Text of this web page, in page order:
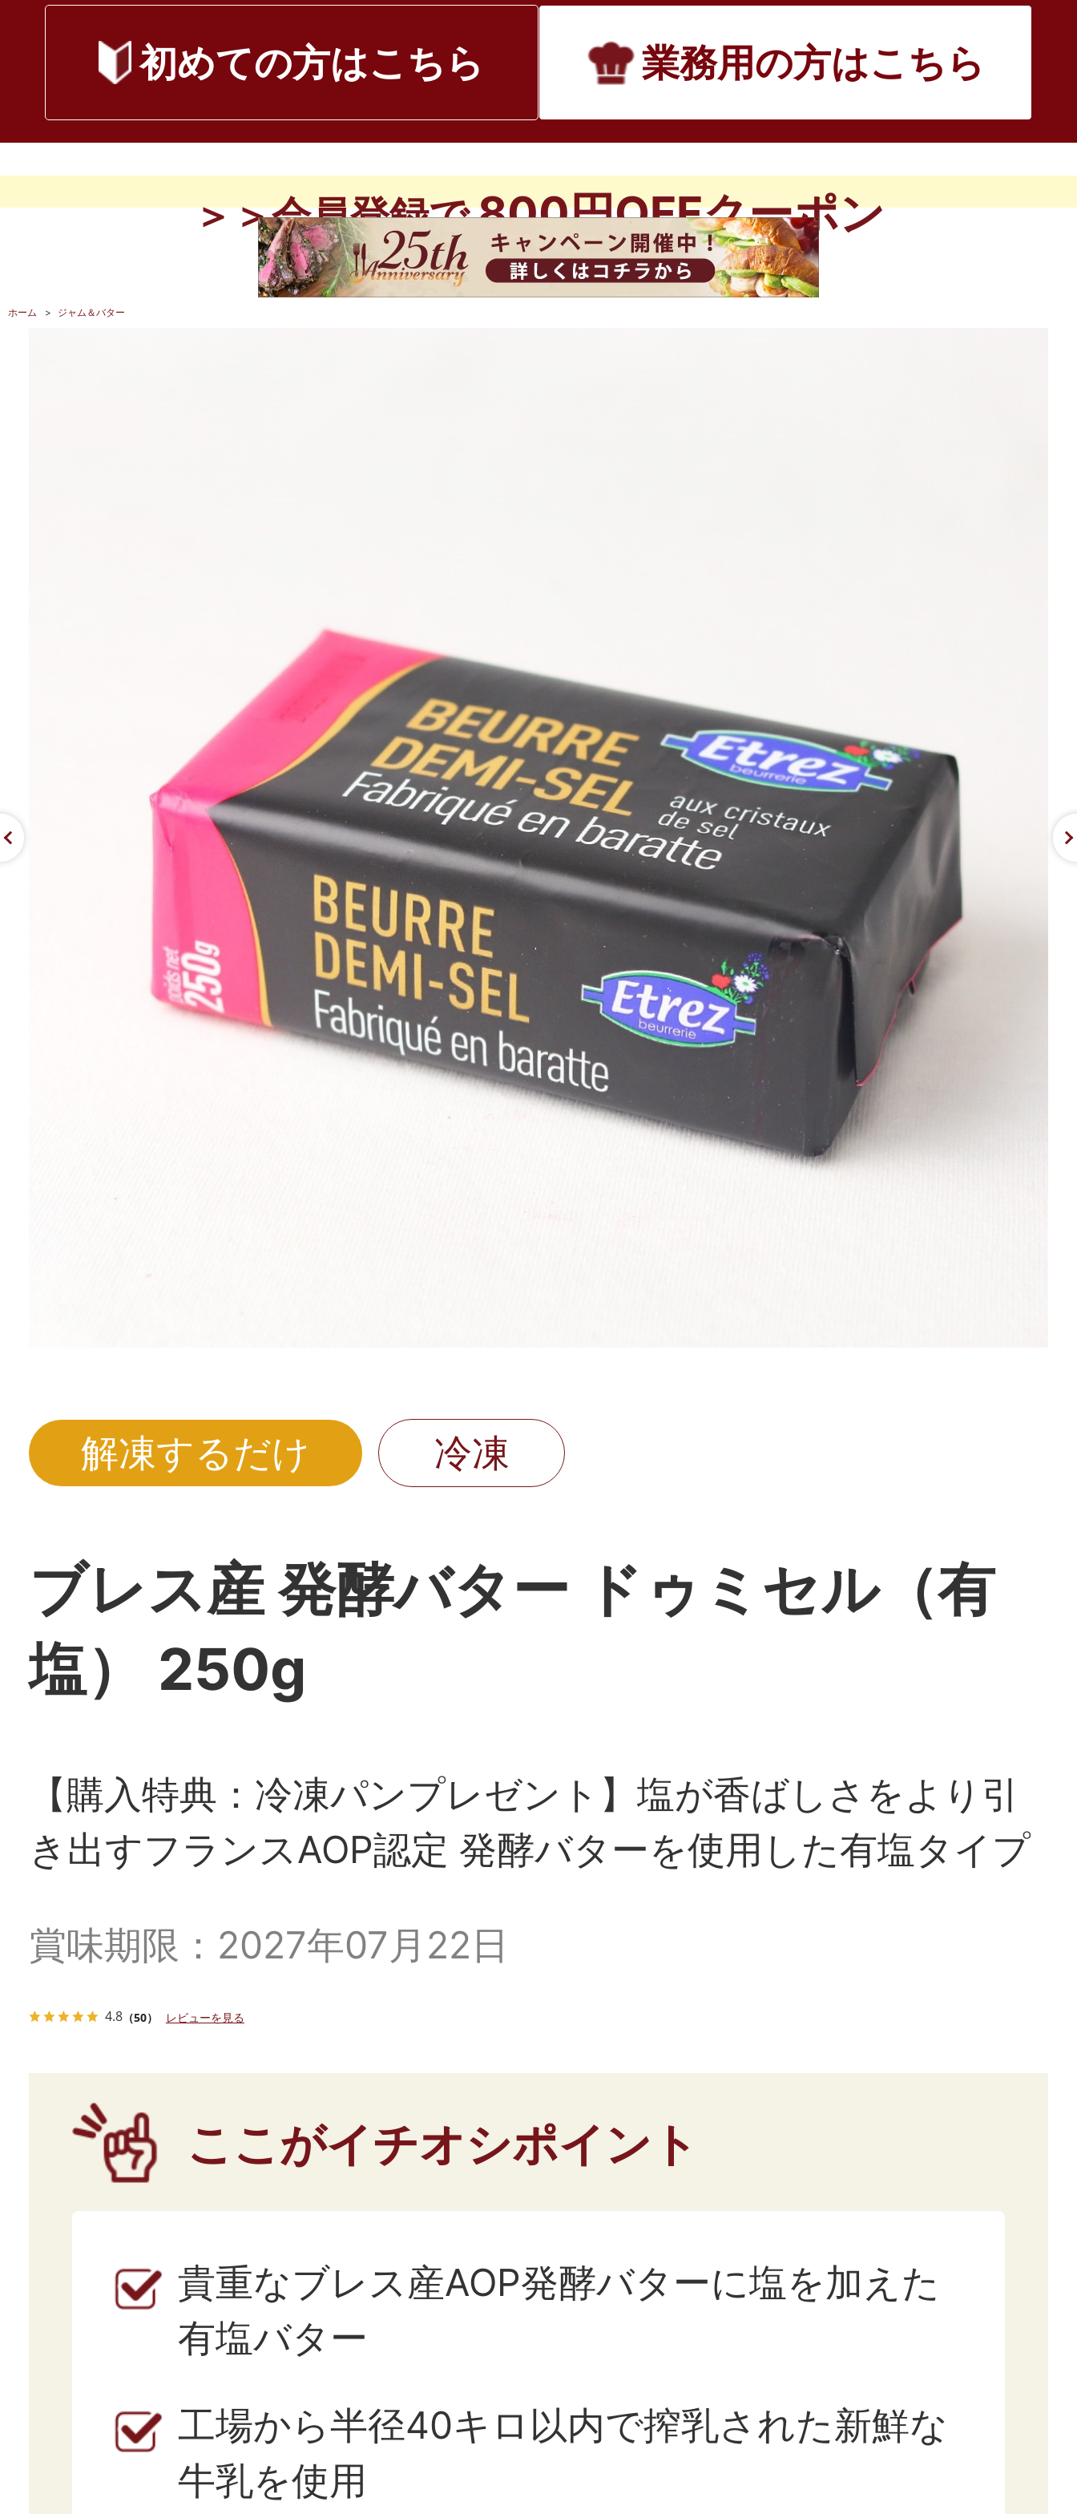
初めての方はこちら 業務用の方はこちら
＞＞会員登録で800円OFFクーポン
ホーム > ジャム＆バター
解凍するだけ 冷凍
ブレス産 発酵バター ドゥミセル（有
塩） 250g
【購入特典：冷凍パンプレゼント】塩が香ばしさをより引
き出すフランスAOP認定 発酵バターを使用した有塩タイプ
賞味期限： 2027年07月22日
4.8（50） レビューを見る
ここがイチオシポイント
貴重なブレス産AOP発酵バターに塩を加えた
有塩バター
工場から半径40キロ以内で搾乳された新鮮な
牛乳を使用